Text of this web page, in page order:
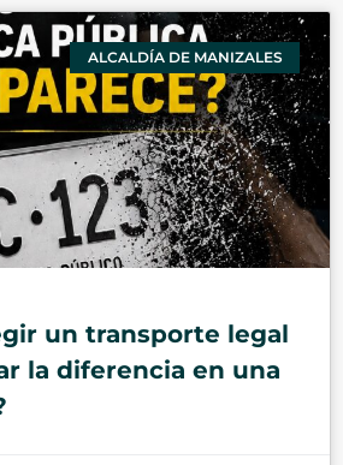
ALCALDÍA DE MANIZALES
un transporte legal
la diferencia en una